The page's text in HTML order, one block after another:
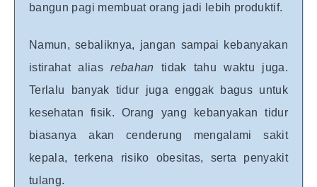
bangun pagi membuat orang jadi lebih produktif.
Namun, sebaliknya, jangan sampai kebanyakan
istirahat aliasrebahan tidak tahu waktu juga.
Terlalu banyak tidur juga enggak bagus untuk
kesehatan fisik. Orang yang kebanyakan tidur
biasanya akan cenderung mengalami sakit
kepala, terkena risiko obesitas, serta penyakit
tulang.